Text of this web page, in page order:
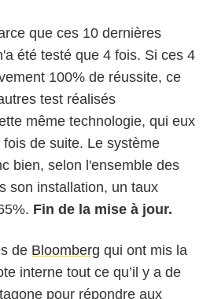
que ces 10 dernières
été testé que 4 fois. Si ces 4
100% de réussite, ce
test réalisés
même technologie, qui eux
de suite. Le système
bien, selon l'ensemble des
son installation, un taux
Fin de la mise à jour.
de Bloomberg qui ont mis la
interne tout ce qu’il y a de
pour répondre aux